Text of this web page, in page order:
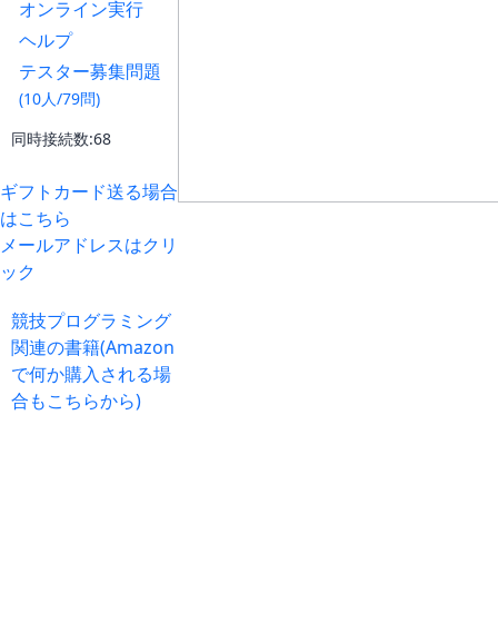
オンライン実行
ヘルプ
テスター募集問題
(10人/79問)
同時接続数:68
ギフトカード送る場合
はこちら
メールアドレスはクリ
ック
競技プログラミング
関連の書籍(Amazon
で何か購入される場
合もこちらから)